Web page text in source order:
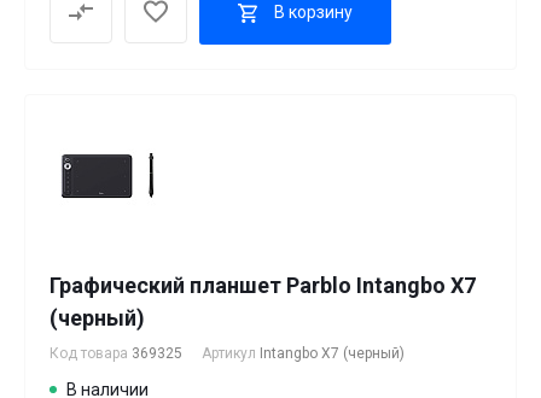
В корзину
Графический планшет Parblo Intangbo X7
(черный)
Код товара 369325 Артикул Intangbo X7 (черный)
В наличии